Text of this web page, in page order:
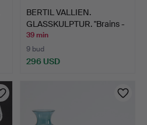
BERTIL VALLIEN.
GLASSKULPTUR. "Brains -
Ev…
39 min
9 bud
296 USD